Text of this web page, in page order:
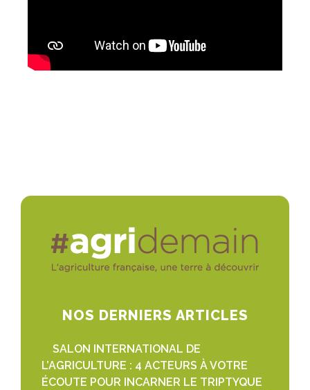
NOS DERNIERS ARTICLES
SALON INTERNATIONAL DE
L’AGRICULTURE : 4 ACTEURS À VOTRE
ÉCOUTE POUR INCARNER LE TRIPTYQUE